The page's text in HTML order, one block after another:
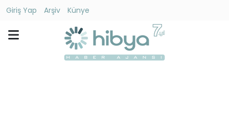
Giriş Yap Arşiv
Künye